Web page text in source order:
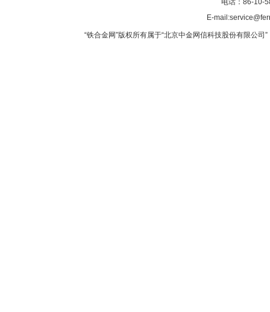
电话：86-10-
E-
“铁合金网”版权所有属于“北京中金网信科技股份有限公司